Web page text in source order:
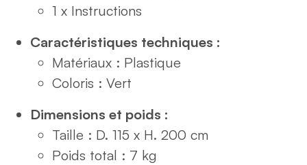
1 x Instructions
Caractéristiques techniques :
Matériaux : Plastique
Coloris : Vert
Dimensions et poids :
Taille : D. 115 x H. 200 cm
Poids total : 7 kg